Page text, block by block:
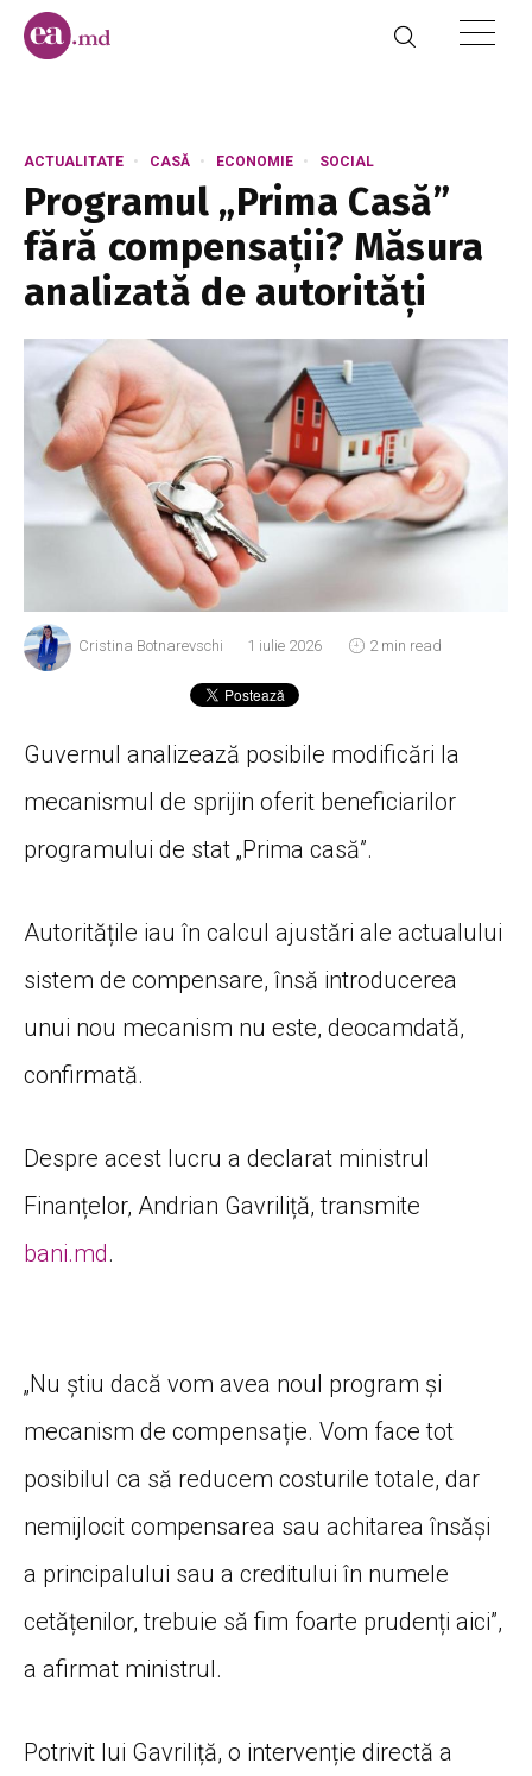
ACTUALITATE CASĂ ECONOMIE SOCIAL
Programul „Prima Casă”
fără compensații? Măsura
analizată de autorități
Cristina Botnarevschi 1 iulie 2026 2 min read
Guvernul analizează posibile modificări la
mecanismul de sprijin oferit beneficiarilor
programului de stat „Prima casă”.
Autoritățile iau în calcul ajustări ale actualului
sistem de compensare, însă introducerea
unui nou mecanism nu este, deocamdată,
confirmată.
Despre acest lucru a declarat ministrul
Finanțelor, Andrian Gavriliță, transmite
bani.md.
„Nu știu dacă vom avea noul program și
mecanism de compensație. Vom face tot
posibilul ca să reducem costurile totale, dar
nemijlocit compensarea sau achitarea însăși
a principalului sau a creditului în numele
cetățenilor, trebuie să fim foarte prudenți aici”,
a afirmat ministrul.
Potrivit lui Gavriliță, o intervenție directă a